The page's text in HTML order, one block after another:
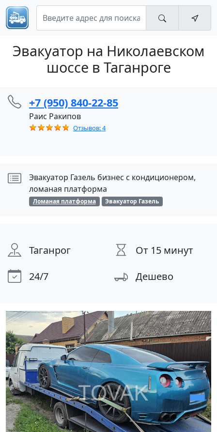
Эвакуатор на Николаевском
шоссе в Таганроге
+7 (950) 840-22-85
Раис Ракипов
Отзывов: 4
Эвакуатор Газель бизнес с кондиционером,
ломаная платформа
Ломаная платформа Эвакуатор Газель
Таганрог
От 15 минут
24/7
Дешево